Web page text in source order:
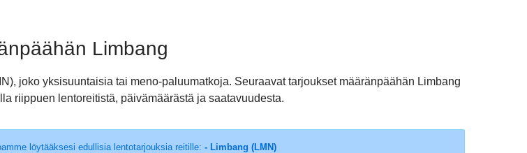
Limbang
joko yksisuuntaisia tai meno-paluumatkoja. Seuraavat tarjoukset määränpäähän Limbang
riippuen lentoreitistä, päivämäärästä ja saatavuudesta.
löytääksesi edullisia lentotarjouksia reitille: - Limbang (LMN)